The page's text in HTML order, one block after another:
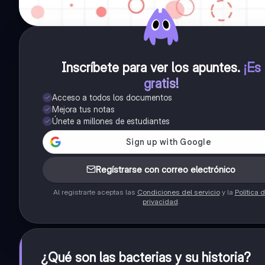
Inscríbete para ver los apuntes. ¡Es
gratis!
Acceso a todos los documentos
Mejora tus notas
Únete a millones de estudiantes
Regístrarse con correo electrónico
Al registrarte aceptas las Condiciones del servicioy la Política
privacidad
¿Qué son las bacterias y su historia?